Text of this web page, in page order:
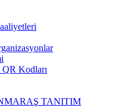
Kodları
TANITIM